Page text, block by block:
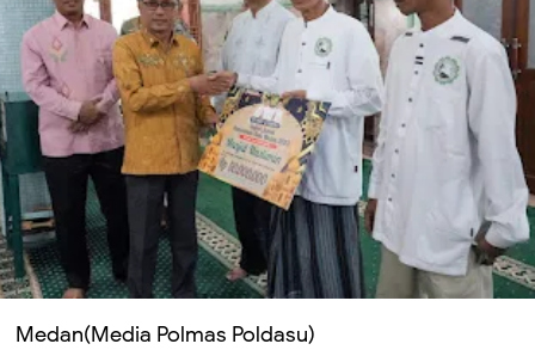
Medan(Media Polmas Poldasu)